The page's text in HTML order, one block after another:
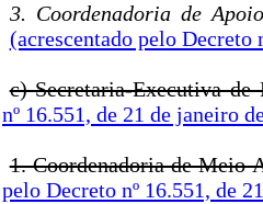
3. Coordenadoria de
(acrescentado pelo Decreto
c) Secretaria-Executiva
nº 16.551, de 21 de janeiro
1. Coordenadoria de Meio
pelo Decreto nº 16.551, de